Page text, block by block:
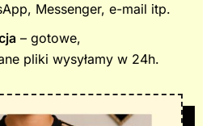
Messenger, e-mail itp.
– gotowe,
pliki wysyłamy w 24h.